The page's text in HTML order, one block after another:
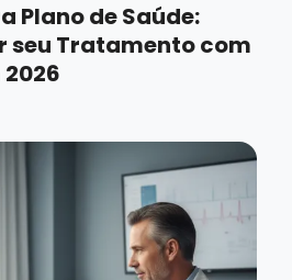
Plano de Saúde:
seu Tratamento com